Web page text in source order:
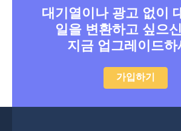
대기열이나 광고 없이
일을 변환하고 싶으
지금 업그레이드하
가입하기